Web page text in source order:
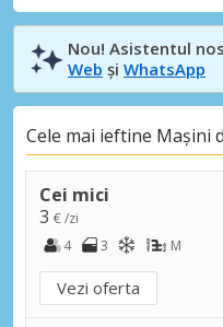
Nou! Asistentul
Web și WhatsApp
Cele mai ieftine Mașini
Cei mici
3 € /zi
4
3 M
Vezi oferta